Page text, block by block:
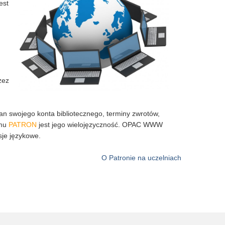
swojego konta bibliotecznego, terminy zwrotów,
PATRON jest jego wielojęzyczność. OPAC WWW
językowe.
O Patronie na uczelniach